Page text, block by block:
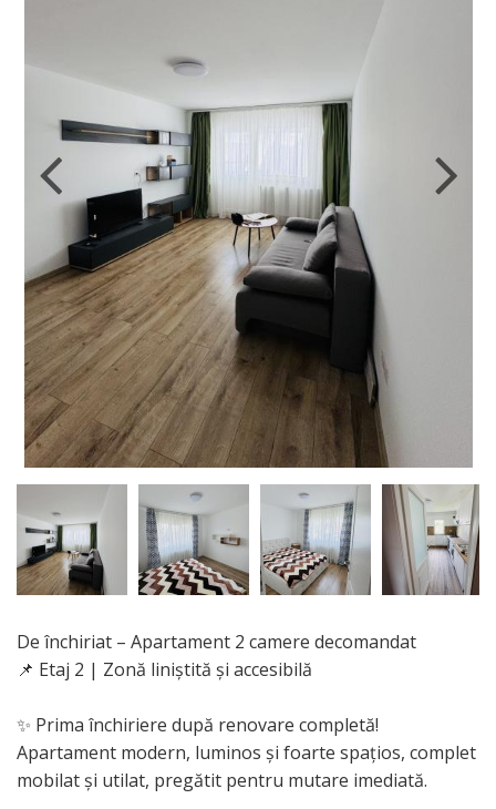
De închiriat – Apartament 2 camere decomandat
📌 Etaj 2 | Zonă liniștită și accesibilă
✨ Prima închiriere după renovare completă!
Apartament modern, luminos și foarte spațios, complet
mobilat și utilat, pregătit pentru mutare imediată.